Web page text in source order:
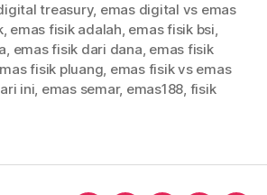
treasury, emas digital vs emas
, emas fisik adalah, emas fisik bsi,
, emas fisik dari dana, emas fisik
fisik pluang, emas fisik vs emas
ini, emas semar, emas188, fisik